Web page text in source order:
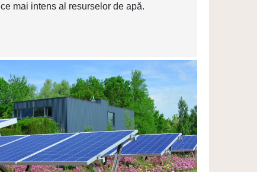
ce mai intens al resurselor de apă.